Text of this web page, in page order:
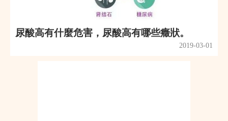
尿酸高有什麼危害，尿酸高有哪些癥狀。
2019-03-01